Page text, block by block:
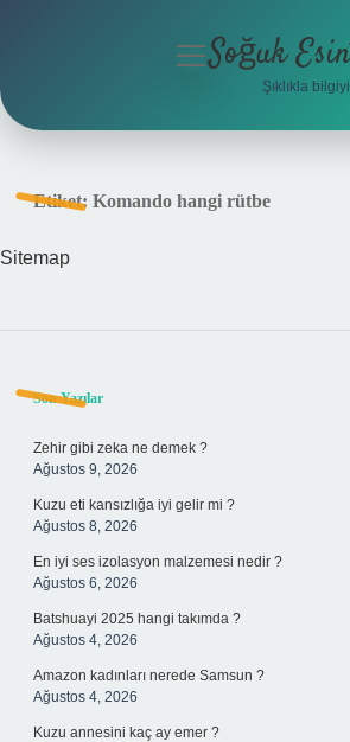
menüyü
Soğuk
Şıklıkla
Etiket: Komando hangi rütbe
Sitemap
Sidebar
Son Yazılar
Zehir gibi zeka ne demek ?
Ağustos 9, 2026
Kuzu eti kansızlığa iyi gelir mi ?
Ağustos 8, 2026
En iyi ses izolasyon malzemesi nedir ?
Ağustos 6, 2026
Batshuayi 2025 hangi takımda ?
Ağustos 4, 2026
Amazon kadınları nerede Samsun ?
Ağustos 4, 2026
Kuzu annesini kaç ay emer ?